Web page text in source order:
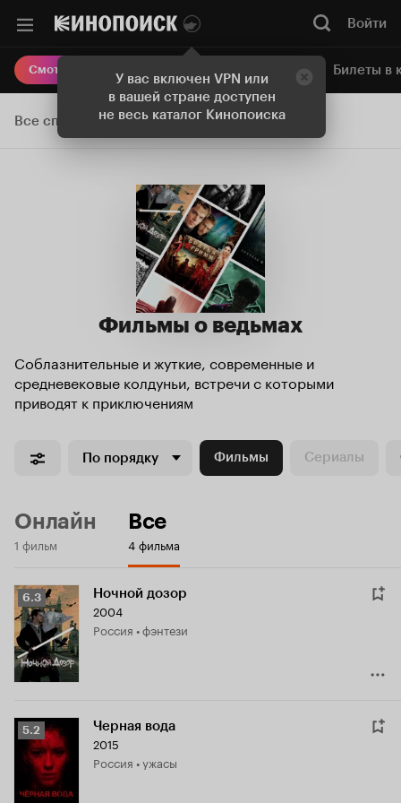
У вас включен VPN или
в вашей стране доступен
не весь каталог Кинопоиска
Войти
Смотреть кино Онлайн-кинотеатр Билеты в
Все списки
Фильмы о ведьмах
Соблазнительные и жуткие, современные и
средневековые колдуньи, встречи с которыми
приводят к приключениям
По порядку Фильмы Сериалы
Онлайн
1 фильм
Все
4 фильма
Рейтинг
Кинопоиска
6.3
6.3 Ночной дозор
2004
Россия • фэнтези
Рейтинг
Кинопоиска
5.2
5.2 Черная вода
2015
Россия • ужасы